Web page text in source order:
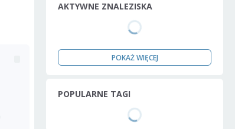
AKTYWNE ZNALEZISKA
POKAŻ WIĘCEJ
POPULARNE TAGI